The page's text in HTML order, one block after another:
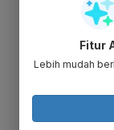
Fantom
Kava
NEM XEM
ICON ICX
Fitur
Lebih mudah